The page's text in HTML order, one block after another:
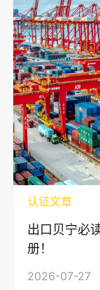
认证文章
出口贝宁必
册！
2026-07-27